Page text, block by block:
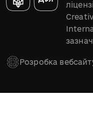
Розробка